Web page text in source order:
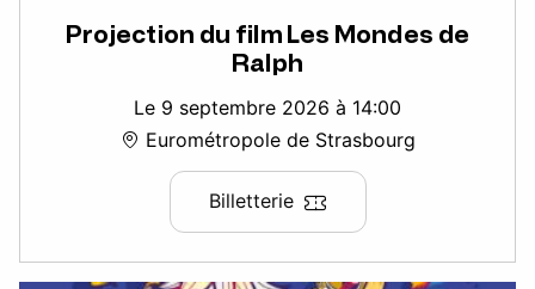
Projection du film Les Mondes de
Ralph
Le 9 septembre 2026 à 14:00
Eurométropole de Strasbourg
Billetterie